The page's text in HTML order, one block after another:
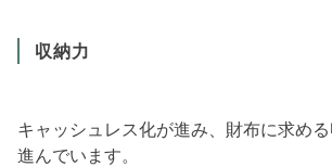
収納力
キャッシュレス化が進み、財布に求め
進んでいます。